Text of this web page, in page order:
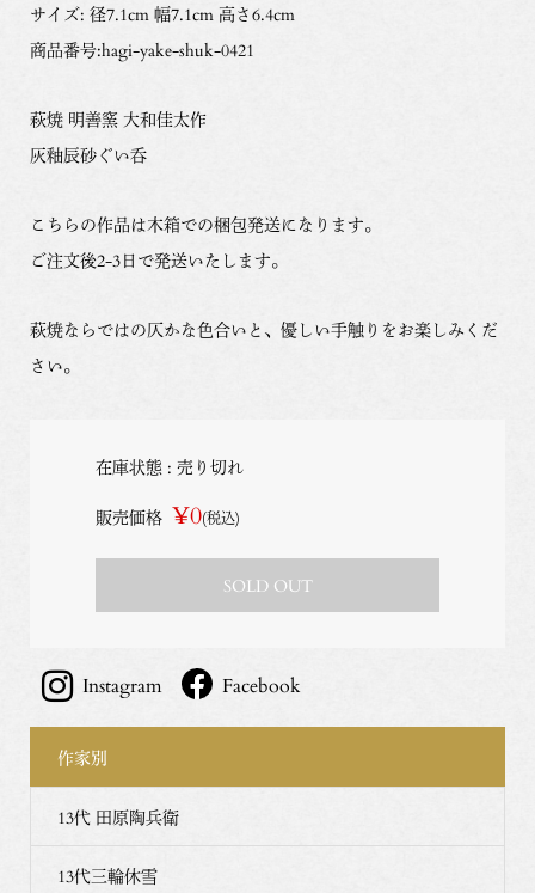
サイズ: 径7.1cm 幅7.1cm 高さ6.4cm
商品番号:hagi-yake-shuk-0421
萩焼 明善窯 大和佳太作
灰釉辰砂ぐい呑
こちらの作品は木箱での梱包発送になります。
ご注文後2-3日で発送いたします。
萩焼ならではの仄かな色合いと、優しい手触りをお楽しみくだ
さい。
在庫状態 : 売り切れ
販売価格 ¥0(税込)
SOLD OUT
Instagram Facebook
作家別
13代 田原陶兵衛
13代三輪休雪